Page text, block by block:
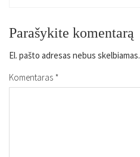
Parašykite komentarą
El. pašto adresas nebus skelbiamas.
Komentaras *